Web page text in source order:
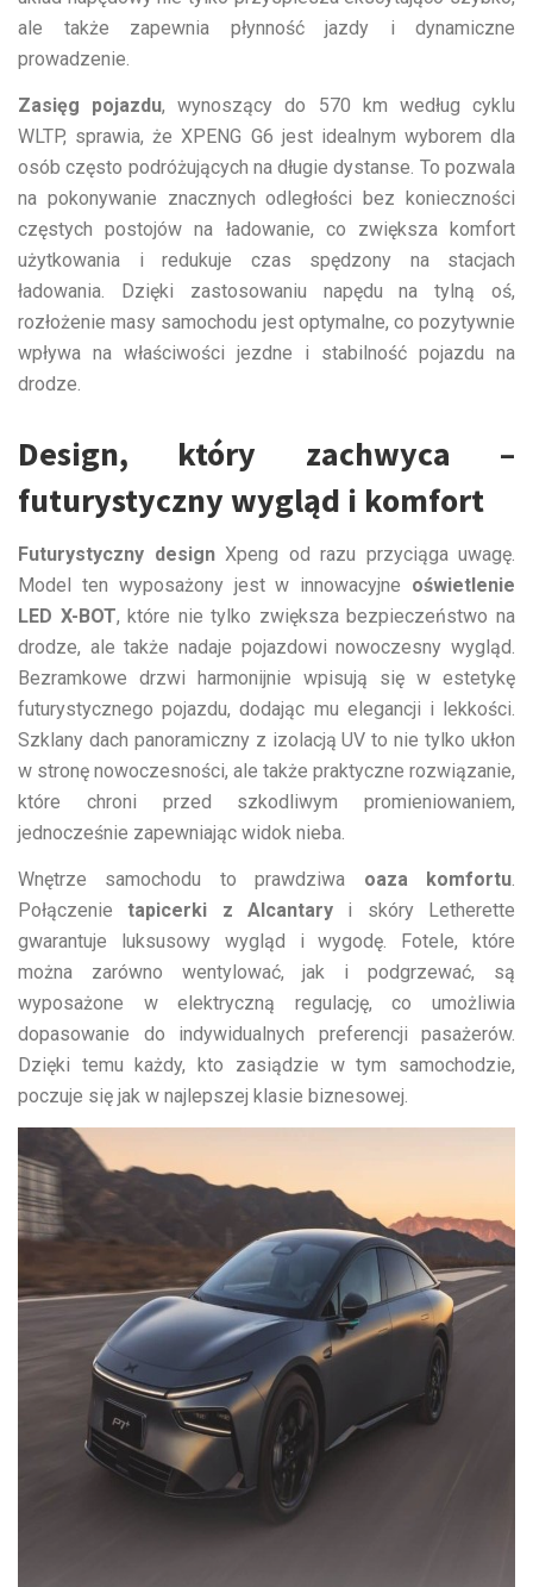
ale także zapewnia płynność jazdy i dynamiczne
prowadzenie.
Zasięg pojazdu, wynoszący do 570 km według cyklu
WLTP, sprawia, że XPENG G6 jest idealnym wyborem dla
osób często podróżujących na długie dystanse. To pozwala
na pokonywanie znacznych odległości bez konieczności
częstych postojów na ładowanie, co zwiększa komfort
użytkowania i redukuje czas spędzony na stacjach
ładowania. Dzięki zastosowaniu napędu na tylną oś,
rozłożenie masy samochodu jest optymalne, co pozytywnie
wpływa na właściwości jezdne i stabilność pojazdu na
drodze.
Design, który zachwyca –
futurystyczny wygląd i komfort
Futurystyczny designXpeng od razu przyciąga uwagę.
Model ten wyposażony jest w innowacyjne oświetlenie
LED X-BOT, które nie tylko zwiększa bezpieczeństwo na
drodze, ale także nadaje pojazdowi nowoczesny wygląd.
Bezramkowe drzwi harmonijnie wpisują się w estetykę
futurystycznego pojazdu, dodając mu elegancji i lekkości.
Szklany dach panoramiczny z izolacją UV to nie tylko ukłon
w stronę nowoczesności, ale także praktyczne rozwiązanie,
które chroni przed szkodliwym promieniowaniem,
jednocześnie zapewniając widok nieba.
Wnętrze samochodu to prawdziwa oaza komfortu.
Połączenietapicerki z Alcantary i skóry Letherette
gwarantuje luksusowy wygląd i wygodę. Fotele, które
można zarówno wentylować, jak i podgrzewać, są
wyposażone w elektryczną regulację, co umożliwia
dopasowanie do indywidualnych preferencji pasażerów.
Dzięki temu każdy, kto zasiądzie w tym samochodzie,
poczuje się jak w najlepszej klasie biznesowej.